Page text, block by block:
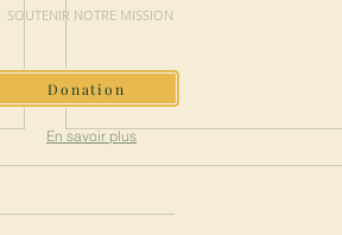
SOUTENIR NOTRE MISSION
Donation
En savoir plus